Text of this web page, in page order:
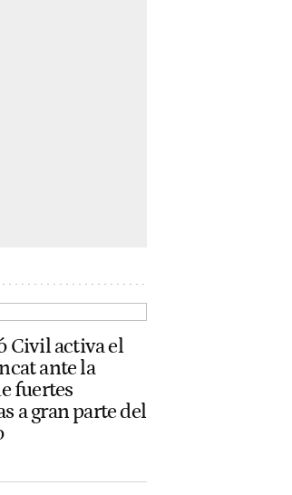
Civil activa el
ante la
fuertes
a gran parte del